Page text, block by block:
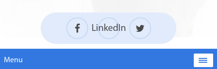
LinkedIn
Menu